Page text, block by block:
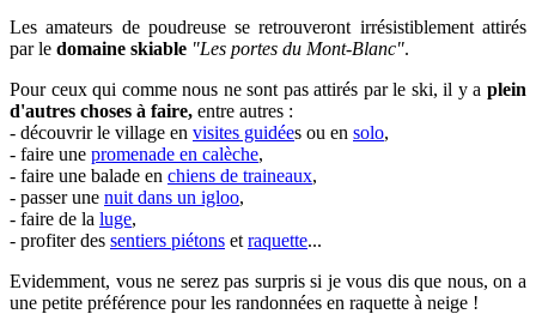
Les amateurs de poudreuse se retrouveront irrésistiblement attirés
par le domaine skiable "Les portes du Mont-Blanc".
Pour ceux qui comme nous ne sont pas attirés par le ski, il y a plein
d'autres choses à faire, entre autres :
- découvrir le village en visites guidées ou en solo,
- faire une promenade en calèche,
- faire une balade en chiens de traineaux,
- passer une nuit dans un igloo,
- faire de la luge,
- profiter des sentiers piétons et raquette...
Evidemment, vous ne serez pas surpris si je vous dis que nous, on a
une petite préférence pour les randonnées en raquette à neige !